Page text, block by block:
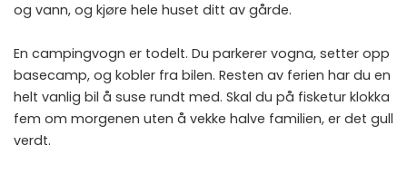
og vann, og kjøre hele huset ditt av gårde.
En campingvogn er todelt. Du parkerer vogna, setter opp
basecamp, og kobler fra bilen. Resten av ferien har du en
helt vanlig bil å suse rundt med. Skal du på fisketur klokka
fem om morgenen uten å vekke halve familien, er det gull
verdt.